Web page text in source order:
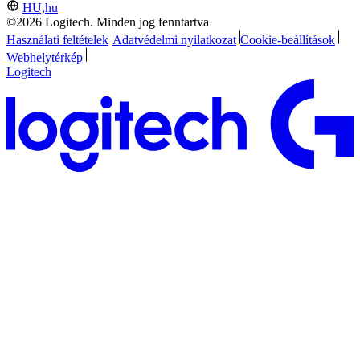
HU,hu
©2026 Logitech. Minden jog fenntartva
Használati feltételek Adatvédelmi nyilatkozat Cookie-beállítások
Webhelytérkép
Logitech